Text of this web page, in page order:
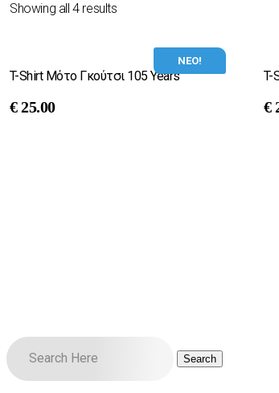
Showing all 4 results
ΝΕΟ!
T-Shirt Μότο Γκούτσι 105 Years
€ 25.00
T-
€